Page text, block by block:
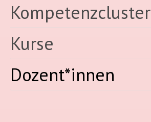
Kompetenzcluster
Kurse
Dozent*innen